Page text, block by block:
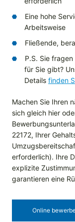
Eine hohe
Arbeitsweise
Fließende,
P.S. Sie
für Sie gibt?
Details finden
Machen Sie Ihren
sich gleich hier
22172, Ihrer
erforderlich). Ihre
explizite
garantieren eine
Online